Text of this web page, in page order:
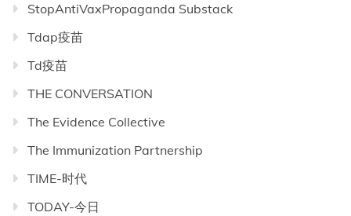
StopAntiVaxPropaganda Substack
Tdap疫苗
Td疫苗
THE CONVERSATION
The Evidence Collective
The Immunization Partnership
TIME-时代
TODAY-今日